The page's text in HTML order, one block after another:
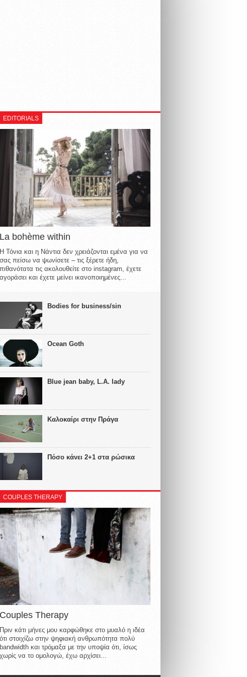
EDITORIALS
La bohème within
Η Τόνια και η Νάντια δεν χρειάζονται εμένα για να
σας πείσω να ψωνίσετε – τις ξέρετε ήδη,
πιθανότατα τις ακολουθείτε στο instagram, έχετε
αγοράσει και έχετε μείνει ικανοποιημένες...
Bodies for business/sin
Ocean Goth
Blue jean baby, L.A. lady
Καλοκαίρι στην Πράγα
Πόσο κάνει 2+1 στα ρώσικα
COUPLES THERAPY
Couples Therapy
Πριν κάτι μήνες μου καρφώθηκε στο μυαλό η ιδέα
ότι στοιχίζω στην ψηφιακή ανθρωπότητα πολύ
bandwidth και τρόμαξα με την υποψία ότι, ίσως
χωρίς να το ομολογώ, έχω αρχίσει...